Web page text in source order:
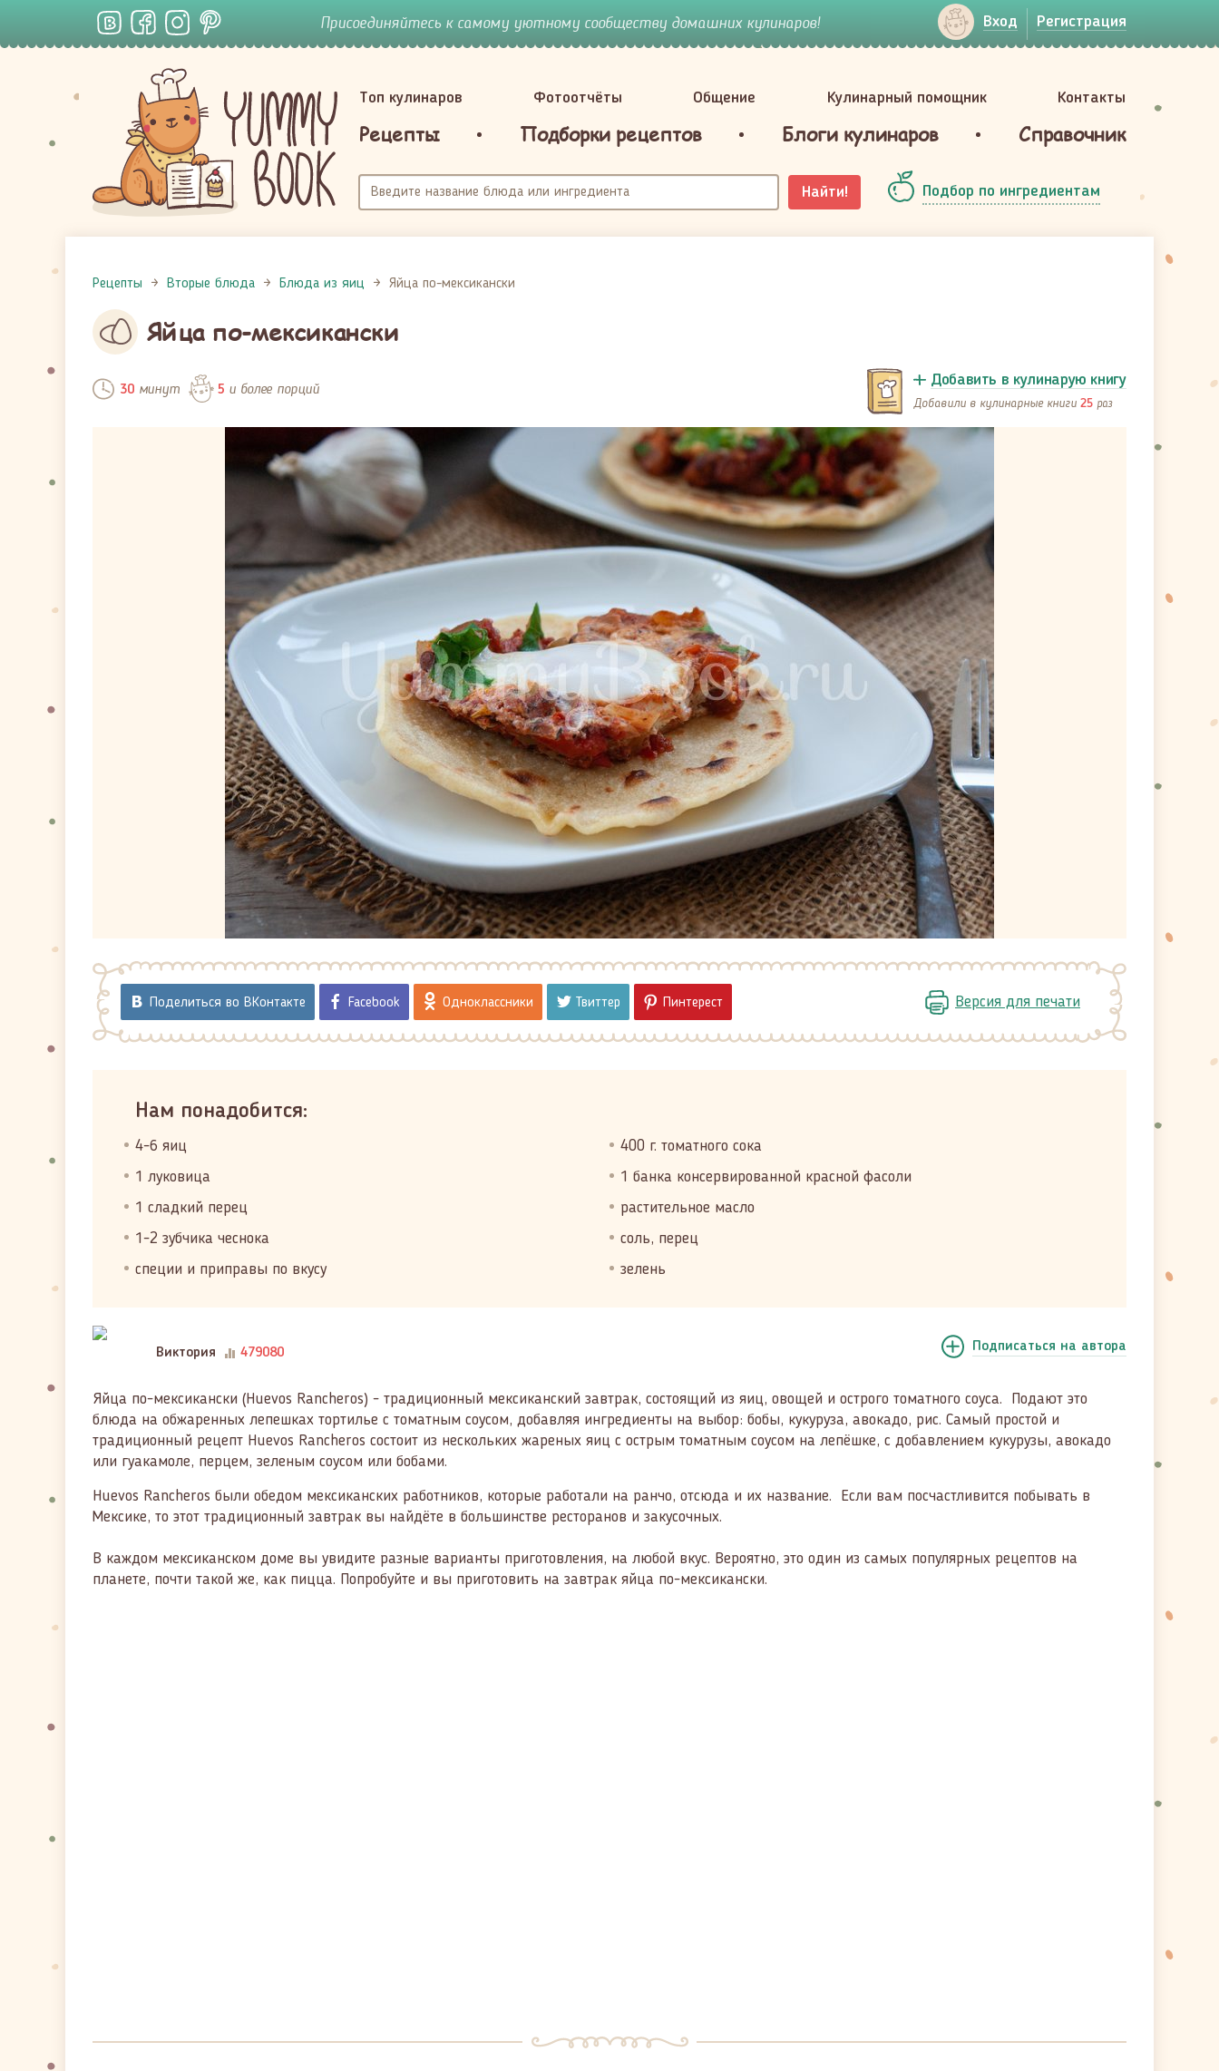
Присоединяйтесь к самому уютному сообществу домашних кулинаров! Вход Регистрация
Топ кулинаров Фотоотчёты Общение Кулинарный помощник Контакты
Рецепты Подборки рецептов Блоги кулинаров Справочник
Найти! Подбор по ингредиентам
Рецепты Вторые блюда Блюда из яиц Яйца по-мексикански
Яйца по-мексикански
30минут 5 и более порций Добавить в кулинарую книгу
Добавили в кулинарные книги 25 раз
Поделиться во ВКонтакте Facebook Одноклассники Твиттер Пинтерест Версия для печати
Нам понадобится:
4-6 яиц
400 г. томатного сока
1 луковица
1 банка консервированной красной фасоли
1 сладкий перец
растительное масло
1-2 зубчика чеснока
соль, перец
специи и приправы по вкусу
зелень
Виктория 479080 Подписаться на автора
Яйца по-мексикански (Huevos Rancheros) - традиционный мексиканский завтрак, состоящий из яиц, овощей и острого томатного соуса. Подают это
блюда на обжаренных лепешках тортилье с томатным соусом, добавляя ингредиенты на выбор: бобы, кукуруза, авокадо, рис. Самый простой и
традиционный рецепт Huevos Rancheros состоит из нескольких жареных яиц с острым томатным соусом на лепёшке, с добавлением кукурузы, авокадо
или гуакамоле, перцем, зеленым соусом или бобами.
Huevos Rancheros были обедом мексиканских работников, которые работали на ранчо, отсюда и их название. Если вам посчастливится побывать в
Мексике, то этот традиционный завтрак вы найдёте в большинстве ресторанов и закусочных.
В каждом мексиканском доме вы увидите разные варианты приготовления, на любой вкус. Вероятно, это один из самых популярных рецептов на
планете, почти такой же, как пицца. Попробуйте и вы приготовить на завтрак яйца по-мексикански.